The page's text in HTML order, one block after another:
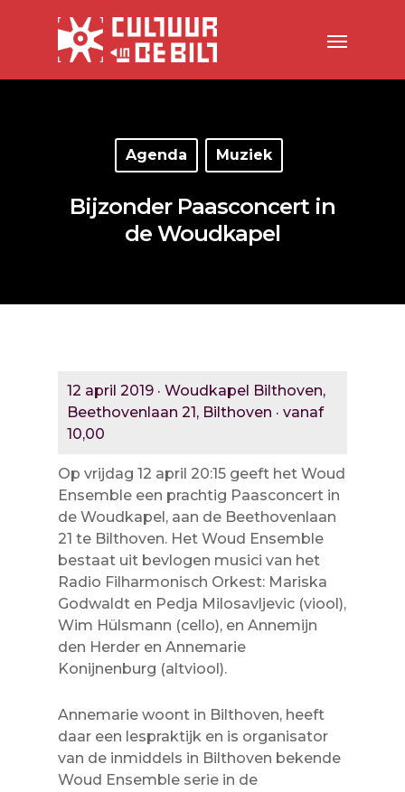
Agenda Muziek
Bijzonder Paasconcert in
de Woudkapel
12 april 2019 · Woudkapel Bilthoven,
Beethovenlaan 21, Bilthoven · vanaf
10,00
Op vrijdag 12 april 20:15 geeft het Woud
Ensemble een prachtig Paasconcert in
de Woudkapel, aan de Beethovenlaan
21 te Bilthoven. Het Woud Ensemble
bestaat uit bevlogen musici van het
Radio Filharmonisch Orkest: Mariska
Godwaldt en Pedja Milosavljevic (viool),
Wim Hülsmann (cello), en Annemijn
den Herder en Annemarie
Konijnenburg (altviool).
Annemarie woont in Bilthoven, heeft
daar een lespraktijk en is organisator
van de inmiddels in Bilthoven bekende
Woud Ensemble serie in de